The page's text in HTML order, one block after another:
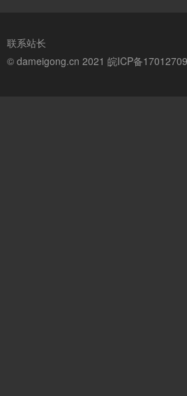
联系站长
© dameigong.cn 2021 皖ICP备